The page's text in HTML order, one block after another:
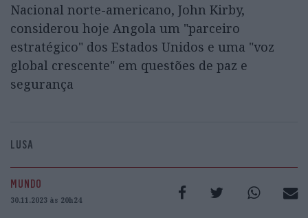
Nacional norte-americano, John Kirby,
considerou hoje Angola um "parceiro
estratégico" dos Estados Unidos e uma "voz
global crescente" em questões de paz e
segurança
LUSA
MUNDO
30.11.2023 às 20h24